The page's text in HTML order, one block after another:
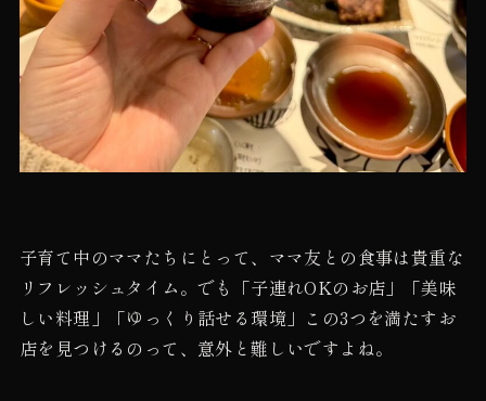
子育て中のママたちにとって、ママ友との食事は貴重な
リフレッシュタイム。でも「子連れOKのお店」「美味
しい料理」「ゆっくり話せる環境」この3つを満たすお
店を見つけるのって、意外と難しいですよね。